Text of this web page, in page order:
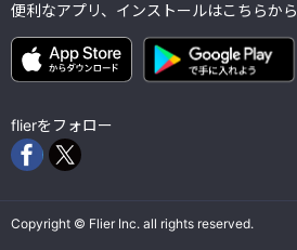
便利なアプリ、インストールはこちらから
flierをフォロー
Copyright © Flier Inc. all rights reserved.